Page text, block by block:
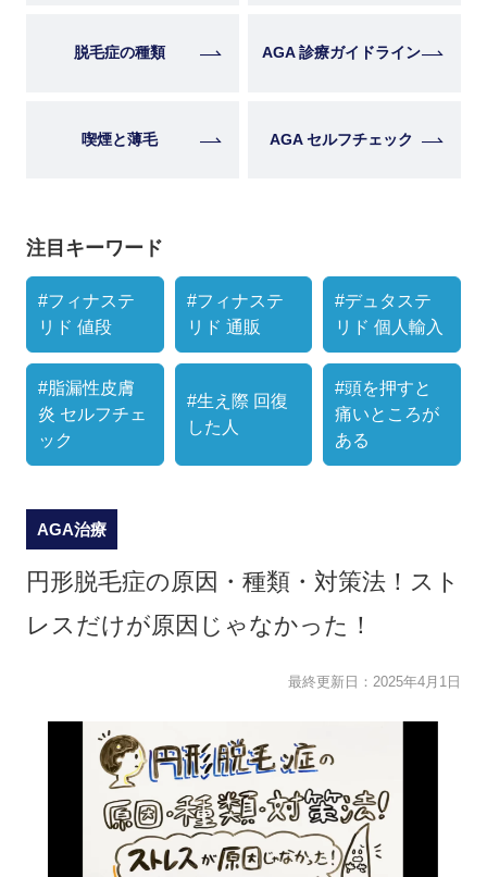
脱毛症の種類 AGA 診療ガイドライン
喫煙と薄毛 AGA セルフチェック
注目キーワード
#フィナステ
リド 値段
#フィナステ
リド 通販
#デュタステ
リド 個人輸入
#脂漏性皮膚
炎 セルフチェ
ック
#生え際 回復
した人
#頭を押すと
痛いところが
ある
AGA治療
円形脱毛症の原因・種類・対策法！スト
レスだけが原因じゃなかった！
最終更新日：2025年4月1日